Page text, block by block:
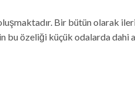
Bir bütün olarak
özeliği küçük odalarda dahi